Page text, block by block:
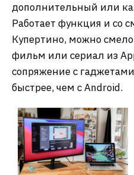
дополнительный или
Работает функция и со
Купертино, можно
фильм или сериал из
сопряжение с
быстрее, чем с Android.